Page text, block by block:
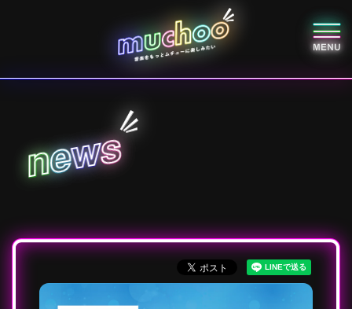
news